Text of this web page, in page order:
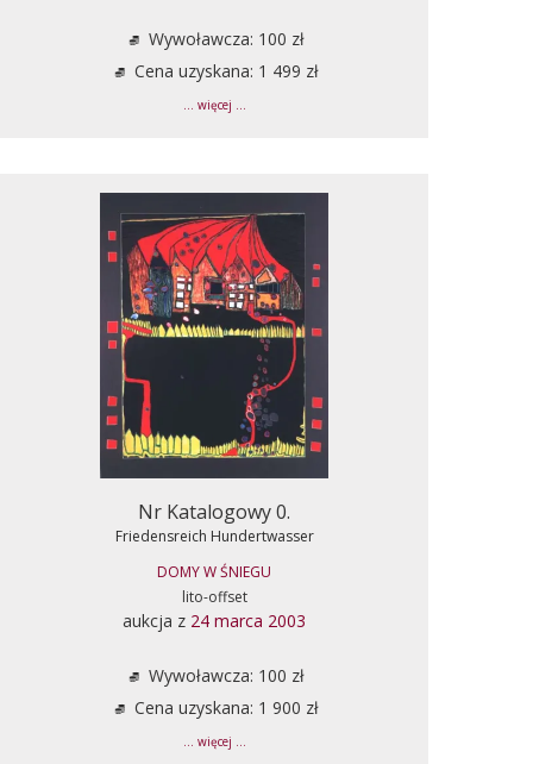
Wywoławcza: 100 zł
Cena uzyskana: 1 499 zł
... więcej ...
Nr Katalogowy 0.
Friedensreich Hundertwasser
DOMY W ŚNIEGU
lito-offset
aukcja z 24 marca 2003
Wywoławcza: 100 zł
Cena uzyskana: 1 900 zł
... więcej ...